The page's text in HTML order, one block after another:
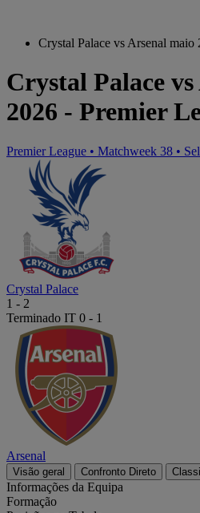
Crystal Palace vs Arsenal maio
Crystal Palace
2026 - Premier
Premier League • Matchweek 38 •
Crystal Palace
1 - 2
Terminado IT 0 - 1
Arsenal
Visão geral Confronto Direto
Informações da Equipa
Formação